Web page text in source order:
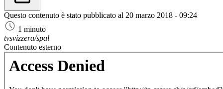
Questo contenuto è stato pubblicato al 20 marzo 2018 - 09:24
1 minuto
tvsvizzera/spal
Contenuto esterno